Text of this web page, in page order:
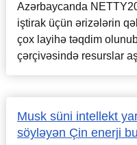
Azərbaycanda
iştirak üçün ərizələrin
çox layihə təqdim
çərçivəsində resurslar
Musk süni intellekt
söyləyən Çin enerji